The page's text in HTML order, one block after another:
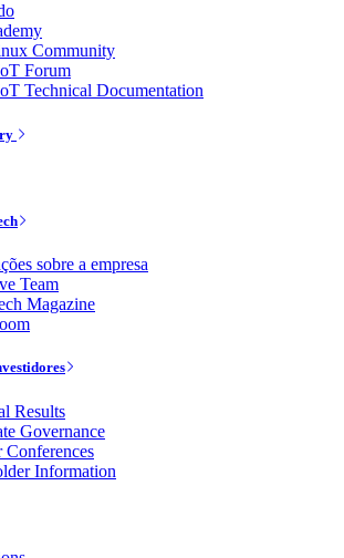
Community
Forum
Technical Documentation
sobre a empresa
Team
Magazine
Results
Governance
Conferences
Information